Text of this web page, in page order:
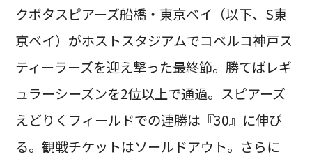
クボタスピアーズ船橋・東京ベイ（以下、S東
京ベイ）がホストスタジアムでコベルコ神戸ス
ティーラーズを迎え撃った最終節。勝てばレギ
ュラーシーズンを2位以上で通過。スピアーズ
えどりくフィールドでの連勝は『30』に伸び
る。観戦チケットはソールドアウト。さらに